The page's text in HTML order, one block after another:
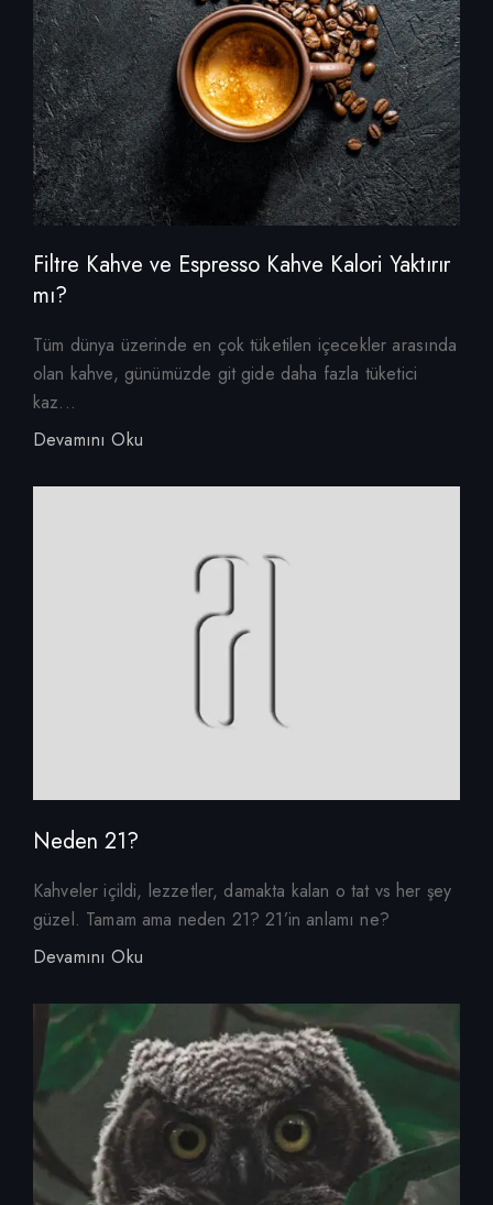
Filtre Kahve ve Espresso Kahve Kalori Yaktırır
mı?
Tüm dünya üzerinde en çok tüketilen içecekler arasında
olan kahve, günümüzde git gide daha fazla tüketici
kaz...
Devamını Oku
Neden 21?
Kahveler içildi, lezzetler, damakta kalan o tat vs her şey
güzel. Tamam ama neden 21? 21’in anlamı ne?
Devamını Oku